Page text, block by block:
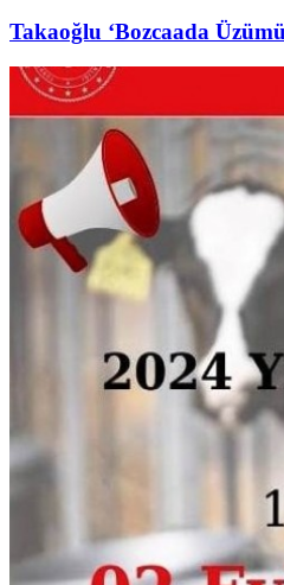
Takaoğlu ‘Bozcaada